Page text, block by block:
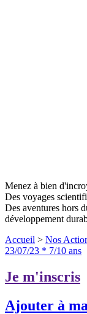
Menez à bien
Des voyages
Des aventures hors
développement
Accueil > Nos
23/07/23 * 7/10 ans
Je m'inscris
Ajouter à